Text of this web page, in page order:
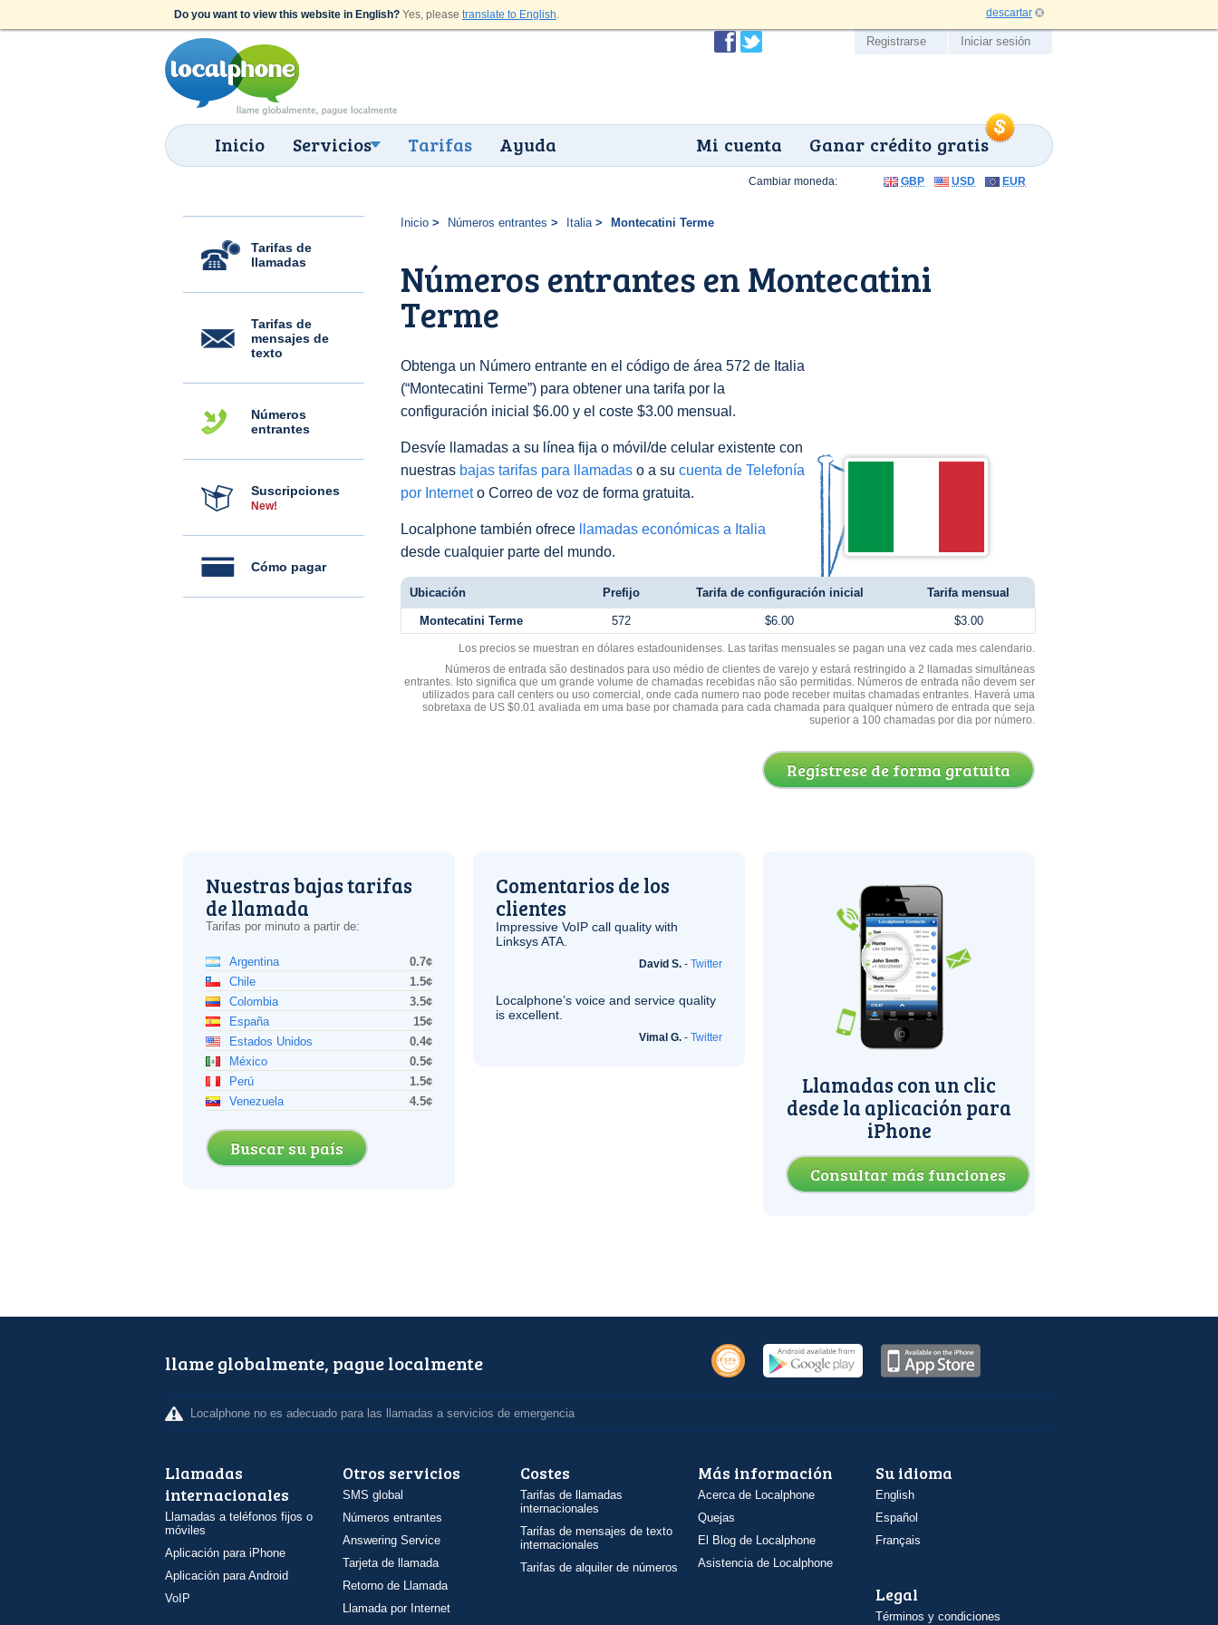
Do you want to view this website in English? Yes, please translate to English. descartar
Inicio Servicios Tarifas Ayuda Ganar crédito gratis
Mi cuenta
Registrarse Iniciar sesión
Tarifas de
llamadas
Tarifas de
mensajes de
texto
Números
entrantes
Suscripciones
New!
Cómo pagar
Inicio Números entrantes Italia Montecatini Terme
Números entrantes en Montecatini
Terme
Obtenga un Número entrante en el código de área 572 de Italia
(“Montecatini Terme”) para obtener una tarifa por la
configuración inicial $6.00 y el coste $3.00 mensual.
Desvíe llamadas a su línea fija o móvil/de celular existente con
nuestras bajas tarifas para llamadas o a su cuenta de Telefonía
por Interneto Correo de voz de forma gratuita.
Localphone también ofrece
llamadas económicas a Italia
desde cualquier parte del mundo.
Cambiar moneda: GBP USD EUR
Ubicación Prefijo Tarifa de configuración inicial Tarifa mensual
Montecatini Terme 572 $6.00 $3.00
Los precios se muestran en dólares estadounidenses. Las tarifas mensuales se pagan una vez cada mes calendario.
Números de entrada são destinados para uso médio de clientes de varejo y estará restringido a 2 llamadas simultáneas
entrantes. Isto significa que um grande volume de chamadas recebidas não são permitidas. Números de entrada não devem ser
utilizados para call centers ou uso comercial, onde cada numero nao pode receber muitas chamadas entrantes. Haverá uma
sobretaxa de US $0.01 avaliada em uma base por chamada para cada chamada para qualquer número de entrada que seja
superior a 100 chamadas por dia por número.
Regístrese de forma gratuita
Nuestras bajas tarifas
de llamada
Tarifas por minuto a partir de:
Argentina
0.7¢
Chile
1.5¢
Colombia
3.5¢
España
15¢
Estados Unidos
0.4¢
México
0.5¢
Perú
1.5¢
Venezuela
4.5¢
Buscar su país
Comentarios de los
clientes
Impressive VoIP call quality with
LinksysATA
David S. - Twitter
Localphone’s voice and service quality
is excellent.
Vimal G. - Twitter
Llamadas con un clic
desde la aplicación para
iPhone
Consultar más funciones
llame globalmente, pague localmente
Localphone no es adecuado para las llamadas a servicios de emergencia
Llamadas
internacionales
Llamadas a teléfonos fijos o
móviles
Aplicación para iPhone
Aplicación para Android
VoIP
Otros servicios
SMS global
Números entrantes
Answering Service
Tarjeta de llamada
Retorno de Llamada
Llamada por Internet
Costes
Tarifas de llamadas
internacionales
Tarifas de mensajes de texto
internacionales
Tarifas de alquiler de números
Más información
Acerca de Localphone
Quejas
El Blog de Localphone
Asistencia de Localphone
Su idioma
English
Español
Français
Legal
Términos y condiciones